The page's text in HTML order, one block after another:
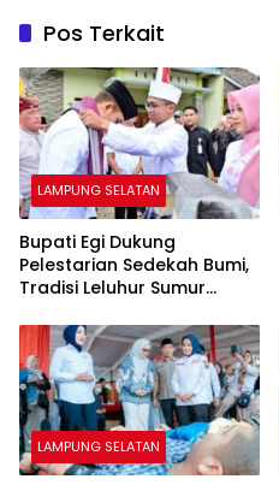
Pos Terkait
LAMPUNG SELATAN
Bupati Egi Dukung
Pelestarian Sedekah Bumi,
Tradisi Leluhur Sumur
LAMPUNG SELATAN